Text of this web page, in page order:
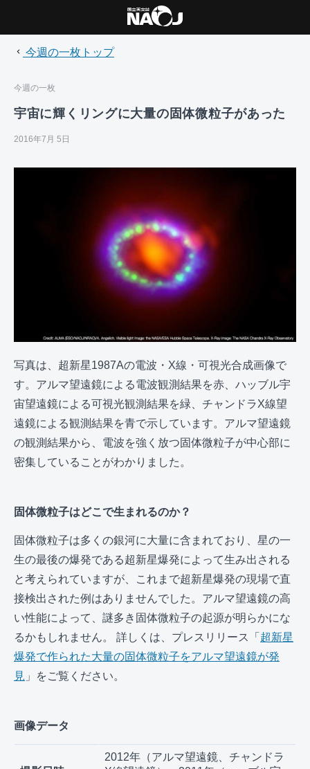
今週の一枚トップ
今週の一枚
宇宙に輝くリングに大量の固体微粒子があった
2016年7月 5日
写真は、超新星1987Aの電波・X線・可視光合成画像で
す。アルマ望遠鏡による電波観測結果を赤、ハッブル宇
宙望遠鏡による可視光観測結果を緑、チャンドラX線望
遠鏡による観測結果を青で示しています。アルマ望遠鏡
の観測結果から、電波を強く放つ固体微粒子が中心部に
密集していることがわかりました。
固体微粒子はどこで生まれるのか？
固体微粒子は多くの銀河に大量に含まれており、星の一
生の最後の爆発である超新星爆発によって生み出される
と考えられていますが、これまで超新星爆発の現場で直
接検出された例はありませんでした。アルマ望遠鏡の高
い性能によって、謎多き固体微粒子の起源が明らかにな
るかもしれません。 詳しくは、プレスリリース「 超新星
爆発で作られた大量の固体微粒子をアルマ望遠鏡が発
見 」をご覧ください。
画像データ
2012年（アルマ望遠鏡、チャンドラ